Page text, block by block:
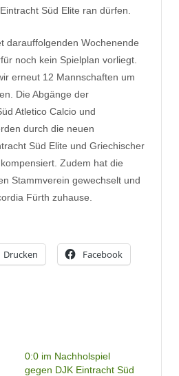
Süd Elite ran dürfen.
darauffolgenden Wochenende
noch kein Spielplan vorliegt.
erneut 12 Mannschaften um
Die Abgänge der
Atletico Calcio und
durch die neuen
Süd Elite und Griechischer
Zudem hat die
Stammverein gewechselt und
Fürth zuhause.
Drucken Facebook
0:0 im Nachholspiel
gegen DJK Eintracht Süd